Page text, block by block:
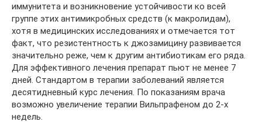
иммунитета и возникновение устойчивости ко всей
группе этих антимикробных средств (к макролидам),
хотя в медицинских исследованиях и отмечается тот
факт, что резистентность к джозамицину развивается
значительно реже, чем к другим антибиотикам его ряда.
Для эффективного лечения препарат пьют не менее 7
дней. Стандартом в терапии заболеваний является
десятидневный курс лечения. По показаниям врача
возможно увеличение терапии Вильпрафеном до 2-х
недель.